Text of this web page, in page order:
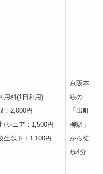
用料(1日利用)
：2,000円
/シニア：1,500円
生以下：1,100円
京阪本
線の
「出町
柳駅」
から徒
歩4分